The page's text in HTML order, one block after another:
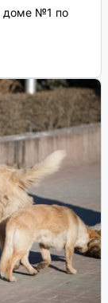
доме №1 по